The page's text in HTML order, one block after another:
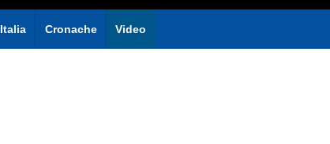
Italia Cronache Video